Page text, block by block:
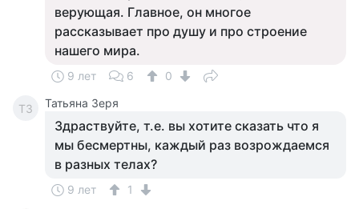
верующая. Главное, он многое
рассказывает про душу и про строение
нашего мира.
9 лет 6 0
ТЗ Татьяна Зеря
Здраствуйте, т.е. вы хотите сказать что я
мы бесмертны, каждый раз возрождаемся
в разных телах?
9 лет
1